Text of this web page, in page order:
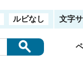
ルビなし 文字